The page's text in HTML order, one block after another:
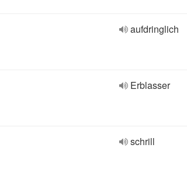
aufdringlich
Erblasser
schrill